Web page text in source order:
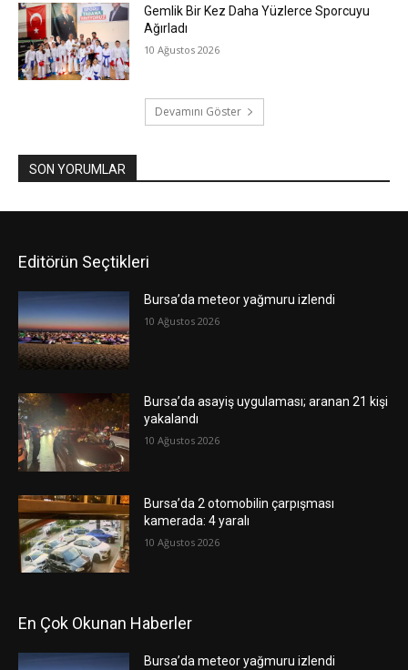
Gemlik Bir Kez Daha Yüzlerce Sporcuyu
Ağırladı
10 Ağustos 2026
Devamını Göster
SON YORUMLAR
Editörün Seçtikleri
Bursa’da meteor yağmuru izlendi
10 Ağustos 2026
Bursa’da asayiş uygulaması; aranan 21 kişi
yakalandı
10 Ağustos 2026
Bursa’da 2 otomobilin çarpışması
kamerada: 4 yaralı
10 Ağustos 2026
En Çok Okunan Haberler
Bursa’da meteor yağmuru izlendi